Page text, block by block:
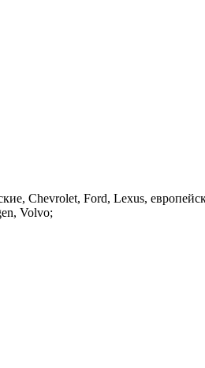
Chevrolet, Ford, Lexus,
Volvo;